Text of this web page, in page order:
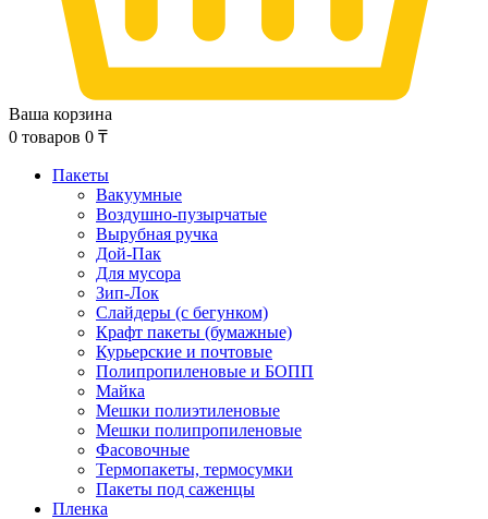
Ваша корзина
0 товаров 0 ₸
Пакеты
Вакуумные
Воздушно-пузырчатые
Вырубная ручка
Дой-Пак
Для мусора
Зип-Лок
Слайдеры (с бегунком)
Крафт пакеты (бумажные)
Курьерские и почтовые
Полипропиленовые и БОПП
Майка
Мешки полиэтиленовые
Мешки полипропиленовые
Фасовочные
Термопакеты, термосумки
Пакеты под саженцы
Пленка